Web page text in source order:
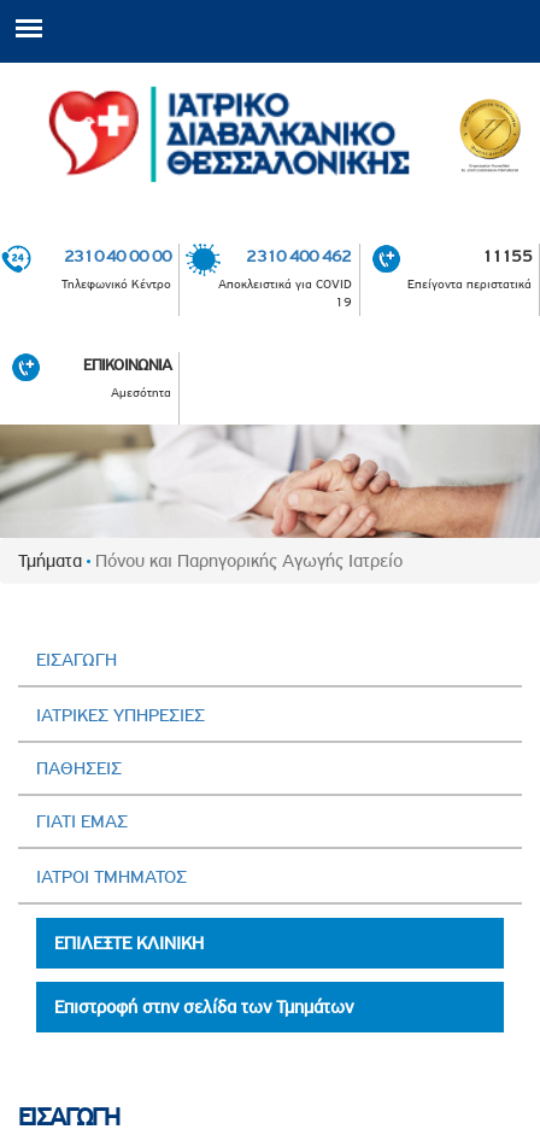
2310 40 00 00
Τηλεφωνικό Κέντρο
2310 400 462
Αποκλειστικά για COVID
19
11155
Επείγοντα περιστατικά
ΕΠΙΚΟΙΝΩΝΙΑ
Αμεσότητα
Τμήματα Πόνου και Παρηγορικής Αγωγής Ιατρείο
ΕΙΣΑΓΩΓΗ
ΙΑΤΡΙΚΕΣ ΥΠΗΡΕΣΙΕΣ
ΠΑΘΗΣΕΙΣ
ΓΙΑΤΙ ΕΜΑΣ
ΙΑΤΡΟΙ ΤΜΗΜΑΤΟΣ
ΕΠΙΛΕΞΤΕ ΚΛΙΝΙΚΗ
Επιστροφή στην σελίδα των Τμημάτων
ΕΙΣΑΓΩΓΗ